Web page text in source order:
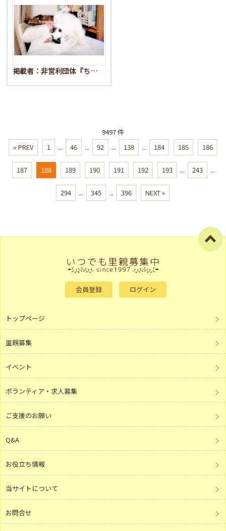
掲載者：非営利団体『ち…
9497 件
« PREV
1 ... 46 ... 92 ... 138 ... 184 185 186
187 188 189 190 191 192 193 ... 243 ...
294 ... 345 ... 396 NEXT »
会員登録 ログイン
トップページ
里親募集
イベント
ボランティア・求人募集
ご支援のお願い
Q&A
お役立ち情報
当サイトについて
お問合せ